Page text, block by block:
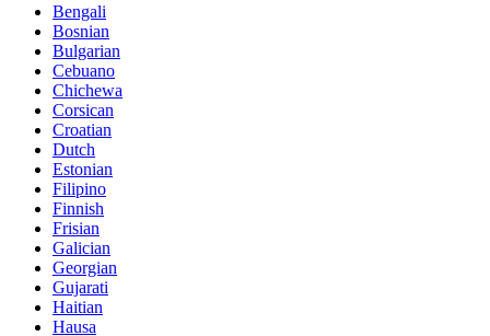
Bengali
Bosnian
Bulgarian
Cebuano
Chichewa
Corsican
Croatian
Dutch
Estonian
Filipino
Finnish
Frisian
Galician
Georgian
Gujarati
Haitian
Hausa